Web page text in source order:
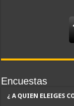
Encuestas
¿ A QUIEN ELEIGES